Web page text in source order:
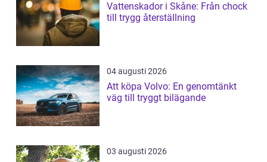
Vattenskador i Skåne: Från chock
till trygg återställning
04 augusti 2026
Att köpa Volvo: En genomtänkt
väg till tryggt bilägande
03 augusti 2026